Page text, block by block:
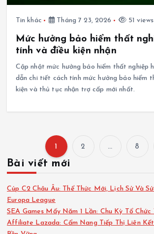
Tin khác Tháng 7 23, 2026 51 views
Mức hưởng bảo hiểm thất
tính và điều kiện nhận
Cập nhật mức hưởng bảo hiểm thất nghiệp
dẫn chi tiết cách tính mức hưởng bảo hiểm
kiện và thủ tục nhận trợ cấp mới nhất.
h
â
1 2 … 8
Bài viết mới
Cúp C2 Châu Âu: Thể Thức Mới, Lịch Sử Và
Europa League
SEA Games Mấy Năm 1 Lần: Chu Kỳ Tổ
Affiliate Lazada: Cẩm Nang Tiếp Thị Liên